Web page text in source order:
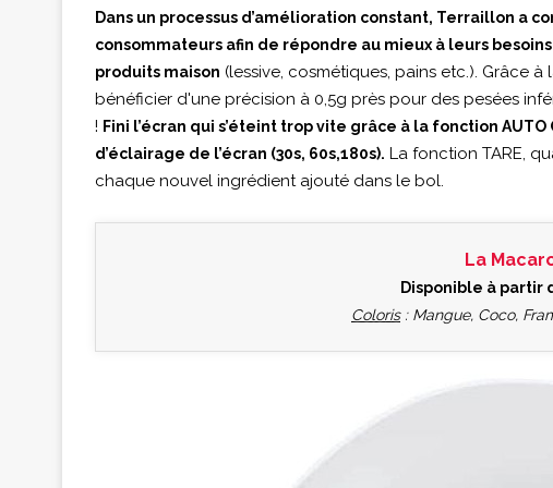
Dans un processus d’amélioration constant, Terraillon a
consommateurs afin de répondre au mieux à leurs
produits maison (lessive, cosmétiques, pains etc.). Grâce
bénéficier d'une précision à 0,5g près pour des pesées
! Fini l’écran qui s’éteint trop vite grâce à la fonction
d’éclairage de l’écran (30s, 60s,180s). La fonction TARE,
chaque nouvel ingrédient ajouté dans le bol.
La
Disponible à partir
Coloris: Mangue, Coco,